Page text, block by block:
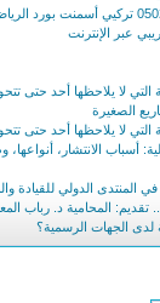
لا يلاحظها أحد حتى
الصغيرة
لا يلاحظها أحد حتى
أسباب الانتشار، أنواعها،
المنتدى الدولي للقيادة
تقديم: المحامية د. رباب
لدى الجهات الرسمية؟